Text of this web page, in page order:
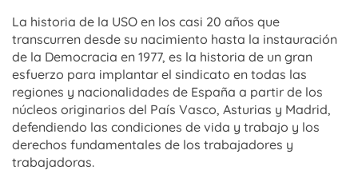
La historia de la USO en los casi 20 años que
transcurren desde su nacimiento hasta la instauración
de la Democracia en 1977, es la historia de un gran
esfuerzo para implantar el sindicato en todas las
regiones y nacionalidades de España a partir de los
núcleos originarios del País Vasco, Asturias y Madrid,
defendiendo las condiciones de vida y trabajo y los
derechos fundamentales de los trabajadores y
trabajadoras.